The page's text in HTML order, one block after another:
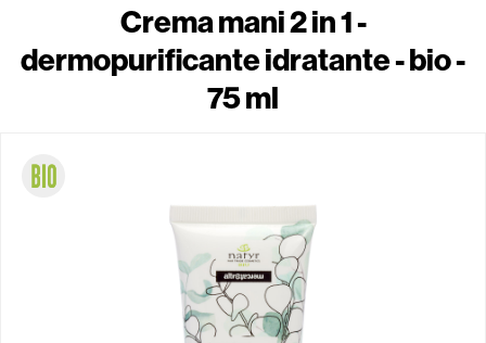
Crema mani 2 in 1 -
dermopurificante idratante - bio -
75 ml